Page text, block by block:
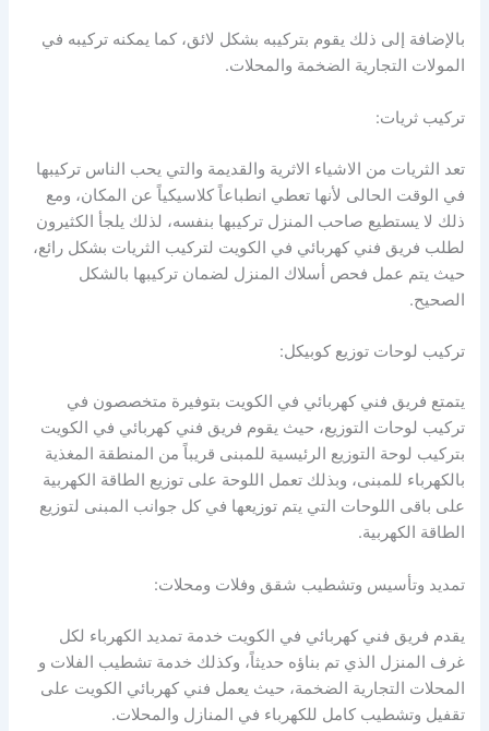
بالإضافة إلى ذلك يقوم بتركيبه بشكل لائق، كما يمكنه تركيبه في
المولات التجارية الضخمة والمحلات.
تركيب ثريات:
تعد الثريات من الاشياء الاثرية والقديمة والتي يحب الناس تركيبها
في الوقت الحالى لأنها تعطي انطباعاً كلاسيكياً عن المكان، ومع
ذلك لا يستطيع صاحب المنزل تركيبها بنفسه، لذلك يلجأ الكثيرون
لطلب فريق فني كهربائي في الكويت لتركيب الثريات بشكل رائع،
حيث يتم عمل فحص أسلاك المنزل لضمان تركيبها بالشكل
الصحيح.
تركيب لوحات توزيع كوبيكل:
يتمتع فريق فني كهربائي في الكويت بتوفيرة متخصصون في
تركيب لوحات التوزيع، حيث يقوم فريق فني كهربائي في الكويت
بتركيب لوحة التوزيع الرئيسية للمبنى قريباً من المنطقة المغذية
بالكهرباء للمبنى، وبذلك تعمل اللوحة على توزيع الطاقة الكهربية
على باقى اللوحات التي يتم توزيعها في كل جوانب المبنى لتوزيع
الطاقة الكهربية.
تمديد وتأسيس وتشطيب شقق وفلات ومحلات:
يقدم فريق فني كهربائي في الكويت خدمة تمديد الكهرباء لكل
غرف المنزل الذي تم بناؤه حديثاً، وكذلك خدمة تشطيب الفلات و
المحلات التجارية الضخمة، حيث يعمل فني كهربائي الكويت على
تقفيل وتشطيب كامل للكهرباء في المنازل والمحلات.